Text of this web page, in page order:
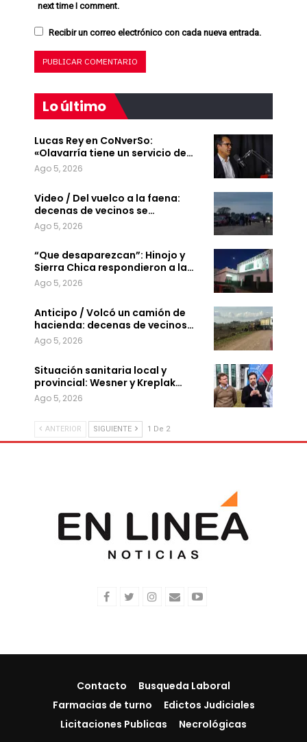
next time I comment.
Recibir un correo electrónico con cada nueva entrada.
Lo último
Lucas Rey en CoNverSo:
«Olavarría tiene un servicio de…
Ago 5, 2026
Video / Del vuelco a la faena:
decenas de vecinos se…
Ago 5, 2026
“Que desaparezcan”: Hinojo y
Sierra Chica respondieron a la…
Ago 5, 2026
Anticipo / Volcó un camión de
hacienda: decenas de vecinos…
Ago 5, 2026
Situación sanitaria local y
provincial: Wesner y Kreplak…
Ago 5, 2026
ANTERIOR SIGUIENTE 1 De 2
Contacto
Busqueda Laboral
Farmacias de turno
Edictos Judiciales
Licitaciones Publicas
Necrológicas